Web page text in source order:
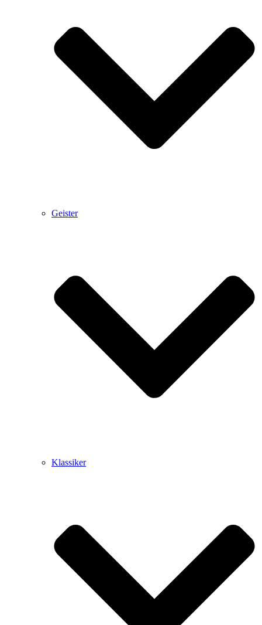
Geister
Klassiker